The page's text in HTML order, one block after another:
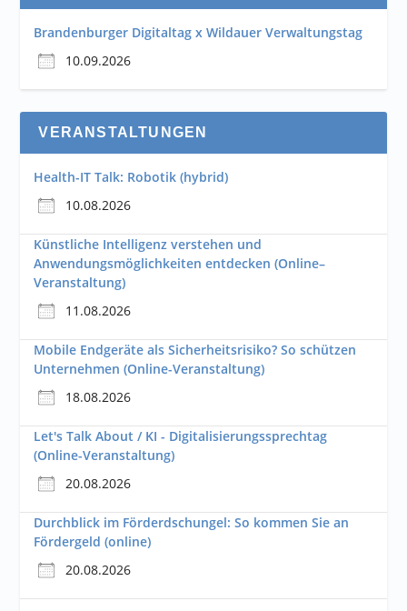
Brandenburger Digitaltag x Wildauer Verwaltungstag
10.09.2026
VERANSTALTUNGEN
Health-IT Talk: Robotik (hybrid)
10.08.2026
Künstliche Intelligenz verstehen und
Anwendungsmöglichkeiten entdecken (Online–
Veranstaltung)
11.08.2026
Mobile Endgeräte als Sicherheitsrisiko? So schützen
Unternehmen (Online-Veranstaltung)
18.08.2026
Let's Talk About / KI - Digitalisierungssprechtag
(Online-Veranstaltung)
20.08.2026
Durchblick im Förderdschungel: So kommen Sie an
Fördergeld (online)
20.08.2026